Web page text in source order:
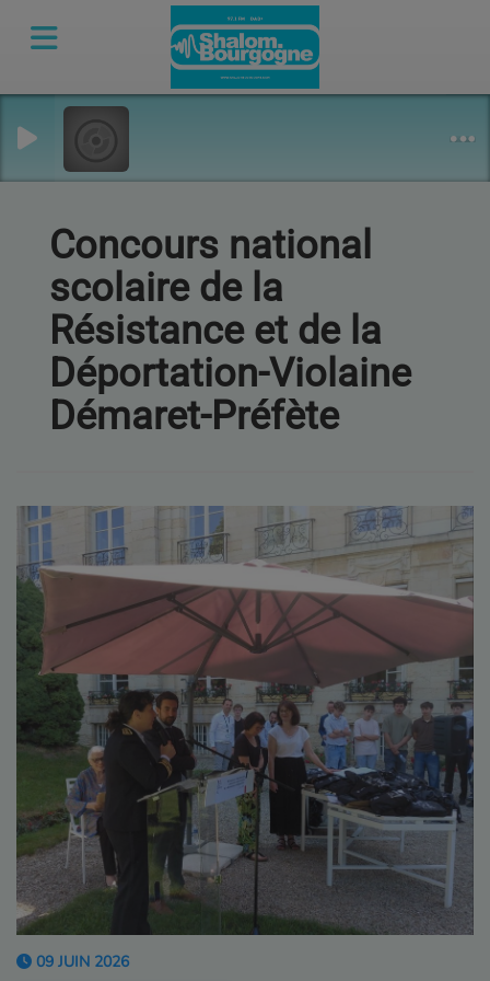
Concours national
scolaire de la
Résistance et de la
Déportation-Violaine
Démaret-Préfète
09 JUIN 2026